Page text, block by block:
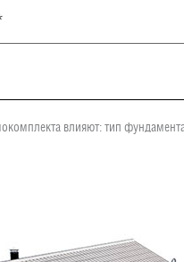
влияют: тип